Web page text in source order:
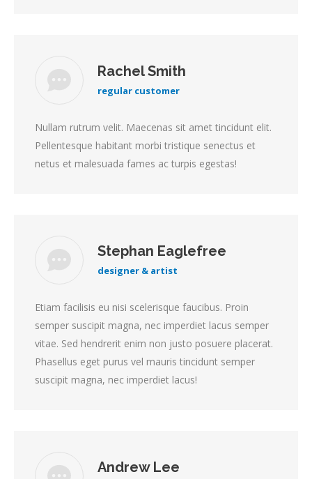
Rachel Smith
regular customer
Nullam rutrum velit. Maecenas sit amet tincidunt elit.
Pellentesque habitant morbi tristique senectus et
netus et malesuada fames ac turpis egestas!
Stephan Eaglefree
designer & artist
Etiam facilisis eu nisi scelerisque faucibus. Proin
semper suscipit magna, nec imperdiet lacus semper
vitae. Sed hendrerit enim non justo posuere placerat.
Phasellus eget purus vel mauris tincidunt semper
suscipit magna, nec imperdiet lacus!
Andrew Lee